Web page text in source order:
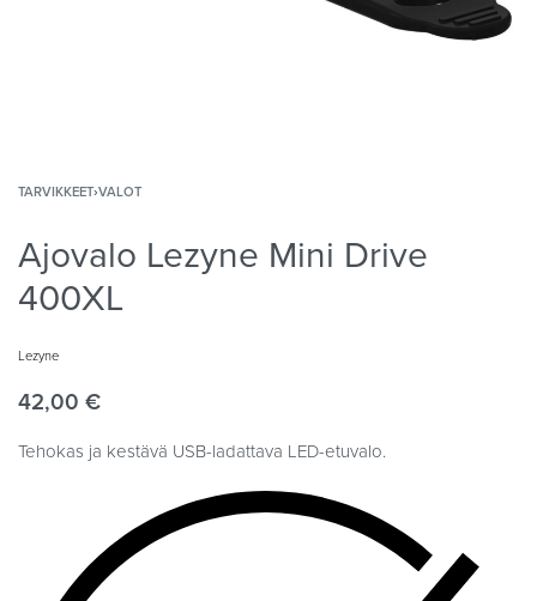
TARVIKKEET›VALOT
Ajovalo Lezyne Mini Drive
400XL
Lezyne
42,00 €
Tehokas ja kestävä USB-ladattava LED-etuvalo.